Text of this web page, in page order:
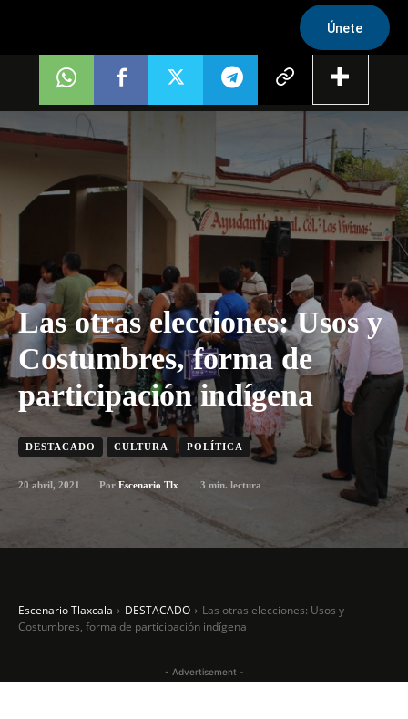
Únete
Las otras elecciones: Usos y
Costumbres, forma de
participación indígena
DESTACADO CULTURA POLÍTICA
20 abril, 2021 Por Escenario Tlx 3 min. lectura
Escenario Tlaxcala DESTACADO
Las otras elecciones: Usos y
Costumbres, forma de participación indígena
- Advertisement -